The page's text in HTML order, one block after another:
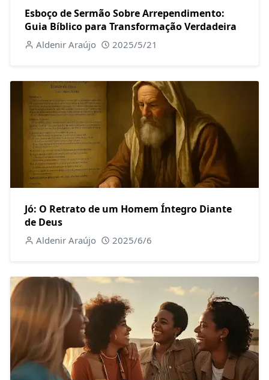
Esboço de Sermão Sobre Arrependimento:
Guia Bíblico para Transformação Verdadeira
Aldenir Araújo 2025/5/21
Jó: O Retrato de um Homem Íntegro Diante
de Deus
Aldenir Araújo 2025/6/6